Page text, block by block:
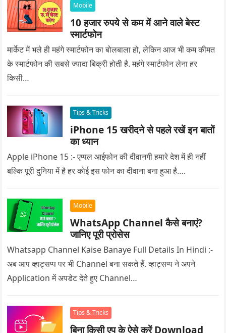
Mobile
10 हजार रुपये से कम में आने वाले बेस्ट
स्मार्टफोन
मार्केट में भले ही महंगे स्मार्टफोन का बोलबाला हो, लेकिन आज भी कम कीमत
के स्मार्टफोन की सबसे ज्यादा बिक्री होती है. महंगे स्मार्टफोन लेना हर
किसी…
Tips & Tricks
iPhone 15 खरीदने से पहले रखें इन बातों
का ध्यान
Apple iPhone 15 :- एप्पल आईफोन की दीवानगी हमारे देश में ही नहीं
बल्कि पूरी दुनिया में है हर कोई इस फोन का दीवाना बना हुआ है….
Mobile
WhatsApp Channel कैसे बनाएं?
जानिए पूरी प्रोसेस
Whatsapp Channel Kaise Banaye Full Details In Hindi :-
अब आप व्हाट्सप्प पर भी Channel बना सकते हैं. व्हाट्सप्प ने अपने
Application में अपडेट देते हुए Channel…
Tips & Tricks
बिना किसी एप के ऐसे करें Download